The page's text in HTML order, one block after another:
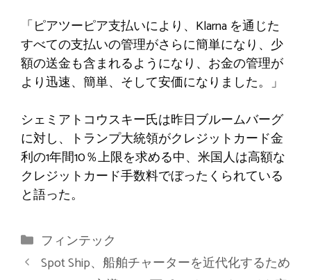
「ピアツーピア支払いにより、Klarna を通じた
すべての支払いの管理がさらに簡単になり、少
額の送金も含まれるようになり、お金の管理が
より迅速、簡単、そして安価になりました。」
シェミアトコウスキー氏は昨日ブルームバーグ
に対し、トランプ大統領がクレジットカード金
利の1年間10％上限を求める中、米国人は高額な
クレジットカード手数料でぼったくられている
と語った。
カ
テ
ゴ
フィンテック
Spot Ship、船舶チャーターを近代化するため